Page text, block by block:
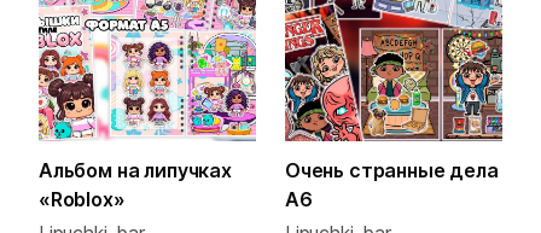
Альбом на липучках
«Roblox»
Очень странные дела
А6